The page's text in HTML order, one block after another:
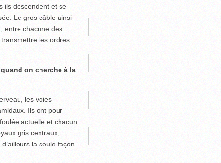
ils descendent et se
Le gros câble ainsi
entre chacune des
les ordres
on cherche à la
les voies
Ils ont pour
actuelle et chacun
gris centraux,
la seule façon